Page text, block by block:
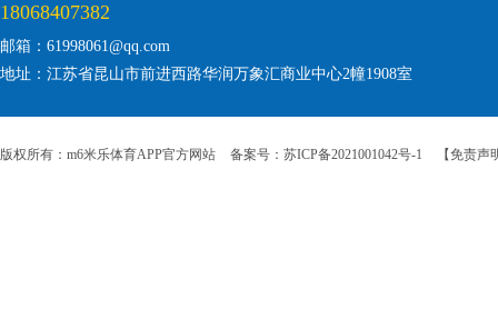
18068407382
邮箱：61998061@qq.com
地址：江苏省昆山市前进西路华润万象汇商业中心2幢1908室
版权所有：m6米乐体育APP官方网站 备案号：苏ICP备2021001042号-1 【免责声